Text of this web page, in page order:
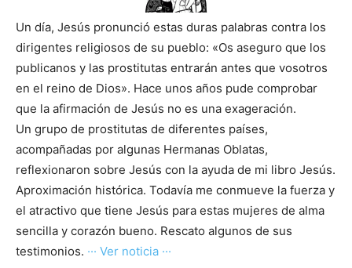
Un día, Jesús pronunció estas duras palabras contra los
dirigentes religiosos de su pueblo: «Os aseguro que los
publicanos y las prostitutas entrarán antes que vosotros
en el reino de Dios». Hace unos años pude comprobar
que la afirmación de Jesús no es una exageración.
Un grupo de prostitutas de diferentes países,
acompañadas por algunas Hermanas Oblatas,
reflexionaron sobre Jesús con la ayuda de mi libro Jesús.
Aproximación histórica. Todavía me conmueve la fuerza y
el atractivo que tiene Jesús para estas mujeres de alma
sencilla y corazón bueno. Rescato algunos de sus
testimonios. ··· Ver noticia ···